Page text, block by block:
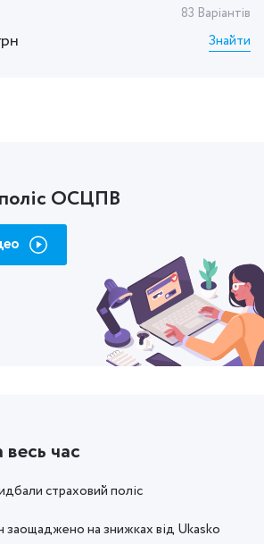
83 Варіантів
Знайти
ОСЦПВ
час
страховий поліс
заощаджено на знижках від Ukasko